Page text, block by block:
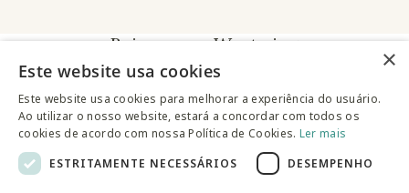
Baixe o app Westwing
×
Este website usa cookies
Este website usa cookies para melhorar a experiência do usuário.
Ao utilizar o nosso website, estará a concordar com todos os
cookies de acordo com nossa Política de Cookies. Ler mais
ESTRITAMENTE NECESSÁRIOS
DESEMPENHO